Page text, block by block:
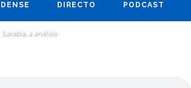
DIRECTO PODCAST
a análisis